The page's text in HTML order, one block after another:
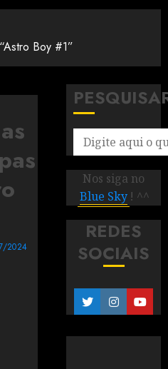
Boy #1”
2024
Nos siga no
Blue Sky ! ^^
REDES
SOCIAIS